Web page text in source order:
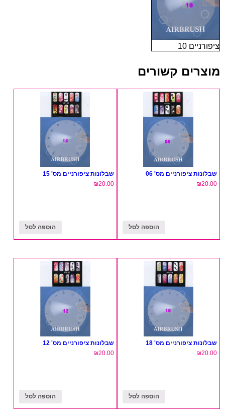
ציפורניים 10
מוצרים קשורים
שבלונות ציפורניים מס' 06
₪20.00
הוספה לסל
שבלונות ציפורניים מס' 15
₪20.00
הוספה לסל
שבלונות ציפורניים מס' 18
₪20.00
הוספה לסל
שבלונות ציפורניים מס' 12
₪20.00
הוספה לסל